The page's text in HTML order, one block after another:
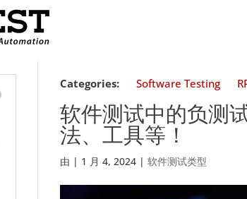
Categories: Software Testing
软件测试中的负测
法、工具等！
由 | 1 月 4, 2024 |软件测试类型